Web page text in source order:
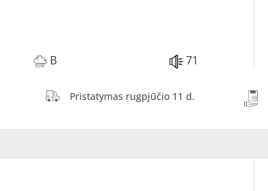
B 71
Pristatymas rugpjūčio 11 d.